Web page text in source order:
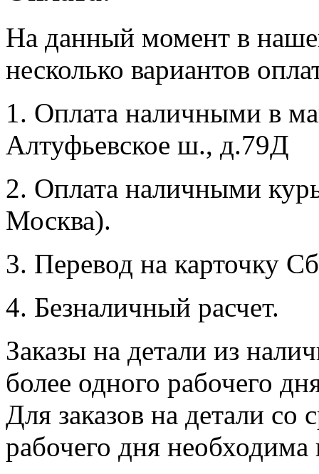
На данный момент в
несколько вариантов
1. Оплата наличными в
Алтуфьевское ш., д.79Д
2. Оплата наличными
Москва).
3. Перевод на карточку
4. Безналичный расчет.
Заказы на детали из
более одного рабочего
Для заказов на детали со
рабочего дня необходима